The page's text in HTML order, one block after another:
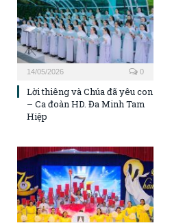
14/05/2026 0
Lời thiêng và Chúa đã yêu con
– Ca đoàn HD. Đa Minh Tam
Hiệp